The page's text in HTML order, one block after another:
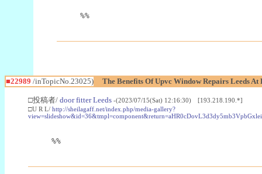
%%
■22989 /inTopicNo.23025) The Benefits Of Upvc Window Repairs Leeds
□投稿者/ door fitter Leeds -(2023/07/15(Sat) 12:16:30) [193.218.190.*]
□U R L/ http://sheilagaff.net/index.php/media-gallery?
%%